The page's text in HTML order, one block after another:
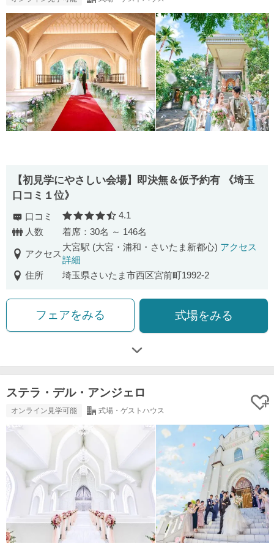
【初見学にやさしい会場】即決無＆仮予約有 《埼玉
口コミ１位》
口コミ 口コミ評価
4.1
人数
着席：30名 ～ 146名
アクセス
大宮駅 (大宮・浦和・さいたま新都心) アクセス
詳細
住所
埼玉県さいたま市西区宮前町1992-2
フェアをみる 式場をみる
ステラ・デル・アンジェロ
オンライン見学可能 式場・ゲストハウス